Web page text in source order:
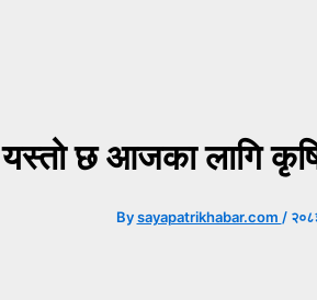
यस्तो छ आजका लागि
Bysayapatrikhabar.com /